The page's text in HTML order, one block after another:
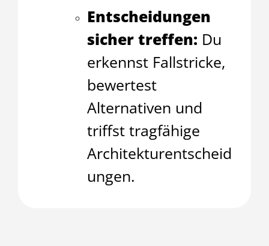
Entscheidungen
sicher treffen: Du
erkennst Fallstricke,
bewertest
Alternativen und
triffst tragfähige
Architekturentscheid
ungen.